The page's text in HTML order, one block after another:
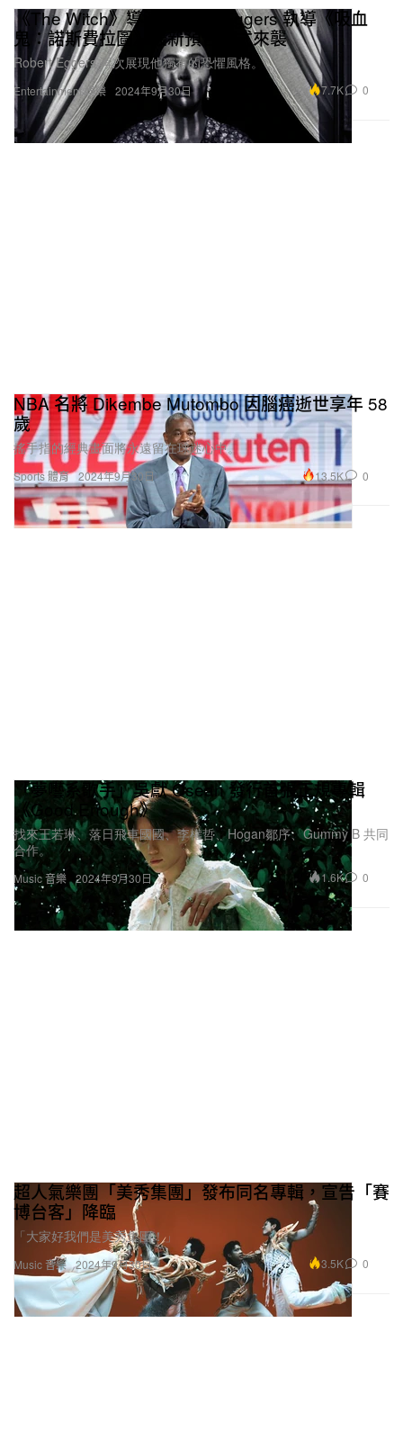
Entertainment 娛樂
《The Witch》導演 Robert Eggers 執導《吸血
鬼：諾斯費拉圖》最新預告正式來襲
Robert Eggers 再次展現他獨有的恐懼風格。
2024年9月30日 7.7K 0
Sports 體育
NBA 名將 Dikembe Mutombo 因腦癌逝世享年 58
歲
搖手指的經典畫面將永遠留在球迷心中。
2024年9月30日 13.5K 0
Music 音樂
「夢囈系歌手」吳獻 Osean 發行首張正規專輯
《Good Enough》
找來王若琳、落日飛車國國、李權哲、Hogan鄒序、Gummy B 共同
合作。
2024年9月30日 1.6K 0
Music 音樂
超人氣樂團「美秀集團」發布同名專輯，宣告「賽
博台客」降臨
「大家好我們是美秀集團！」
2024年9月30日 3.5K 0